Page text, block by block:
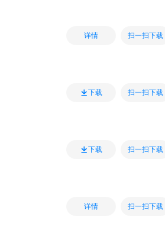
详情 扫一扫下载
下载 扫一扫下载
下载 扫一扫下载
详情 扫一扫下载